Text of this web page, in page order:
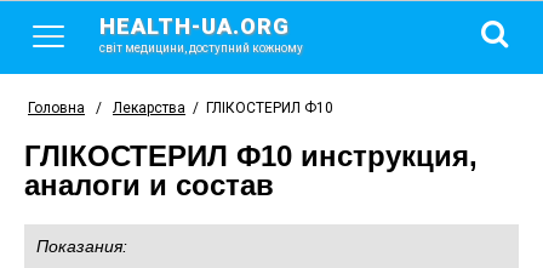
HEALTH-UA.ORG
світ медицини, доступний кожному
Головна / Лекарства / ГЛІКОСТЕРИЛ Ф10
ГЛІКОСТЕРИЛ Ф10 инструкция,
аналоги и состав
Показания: